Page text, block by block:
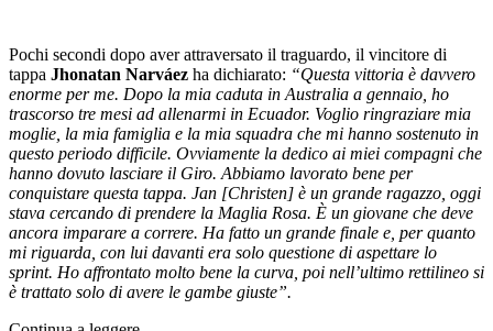
Pochi secondi dopo aver attraversato il traguardo, il vincitore di
tappa Jhonatan Narváez ha dichiarato: “Questa vittoria è davvero
enorme per me. Dopo la mia caduta in Australia a gennaio, ho
trascorso tre mesi ad allenarmi in Ecuador. Voglio ringraziare mia
moglie, la mia famiglia e la mia squadra che mi hanno sostenuto in
questo periodo difficile. Ovviamente la dedico ai miei compagni che
hanno dovuto lasciare il Giro. Abbiamo lavorato bene per
conquistare questa tappa. Jan [Christen] è un grande ragazzo, oggi
stava cercando di prendere la Maglia Rosa. È un giovane che deve
ancora imparare a correre. Ha fatto un grande finale e, per quanto
mi riguarda, con lui davanti era solo questione di aspettare lo
sprint. Ho affrontato molto bene la curva, poi nell’ultimo rettilineo si
è trattato solo di avere le gambe giuste”.